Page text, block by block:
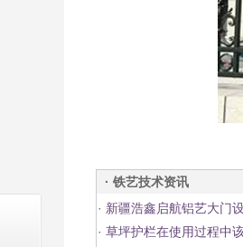
· 铁艺技术资讯
· 新疆浩鑫启航铝艺大门
· 草坪护栏在使用过程中